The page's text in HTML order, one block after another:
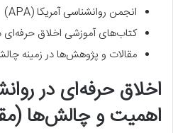
انجمن روانشناسی آمریکا (APA)
کتاب‌های آموزشی اخلاق حرفه‌ای
مقالات و پژوهش‌ها در زمینه
اخلاق حرفه‌ای در
اهمیت و چالش‌ها